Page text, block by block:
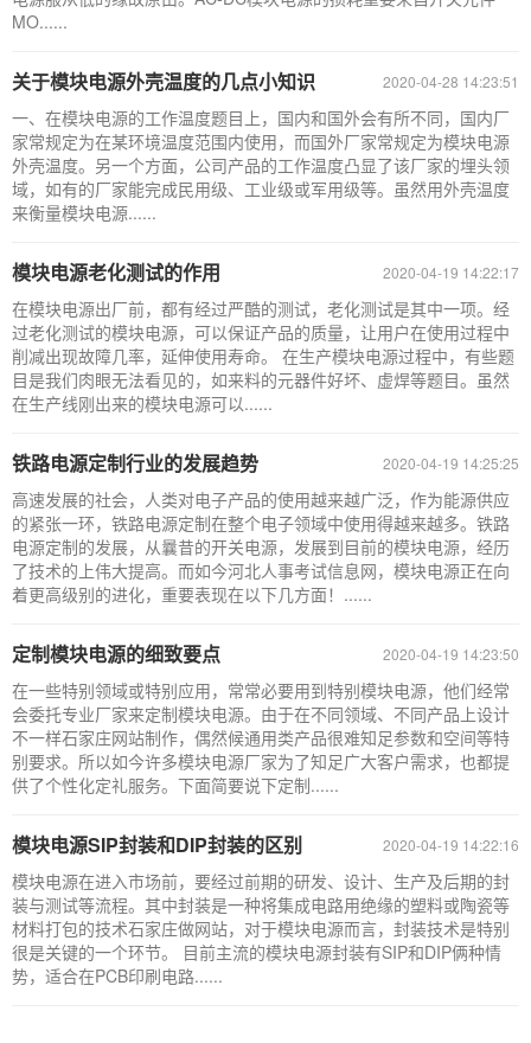
MO......
2020-04-28 14:23:51
关于模块电源外壳温度的几点小知识
一、在模块电源的工作温度题目上，国内和国外会有所不同，国内厂
家常规定为在某环境温度范围内使用，而国外厂家常规定为模块电源
外壳温度。另一个方面，公司产品的工作温度凸显了该厂家的埋头领
域，如有的厂家能完成民用级、工业级或军用级等。虽然用外壳温度
来衡量模块电源......
2020-04-19 14:22:17
模块电源老化测试的作用
在模块电源出厂前，都有经过严酷的测试，老化测试是其中一项。经
过老化测试的模块电源，可以保证产品的质量，让用户在使用过程中
削减出现故障几率，延伸使用寿命。 在生产模块电源过程中，有些题
目是我们肉眼无法看见的，如来料的元器件好坏、虚焊等题目。虽然
在生产线刚出来的模块电源可以......
2020-04-19 14:25:25
铁路电源定制行业的发展趋势
高速发展的社会，人类对电子产品的使用越来越广泛，作为能源供应
的紧张一环，铁路电源定制在整个电子领域中使用得越来越多。铁路
电源定制的发展，从曩昔的开关电源，发展到目前的模块电源，经历
了技术的上伟大提高。而如今河北人事考试信息网，模块电源正在向
着更高级别的进化，重要表现在以下几方面！......
2020-04-19 14:23:50
定制模块电源的细致要点
在一些特别领域或特别应用，常常必要用到特别模块电源，他们经常
会委托专业厂家来定制模块电源。由于在不同领域、不同产品上设计
不一样石家庄网站制作，偶然候通用类产品很难知足参数和空间等特
别要求。所以如今许多模块电源厂家为了知足广大客户需求，也都提
供了个性化定礼服务。下面简要说下定制......
2020-04-19 14:22:16
模块电源SIP封装和DIP封装的区别
模块电源在进入市场前，要经过前期的研发、设计、生产及后期的封
装与测试等流程。其中封装是一种将集成电路用绝缘的塑料或陶瓷等
材料打包的技术石家庄做网站，对于模块电源而言，封装技术是特别
很是关键的一个环节。 目前主流的模块电源封装有SIP和DIP俩种情
势，适合在PCB印刷电路......